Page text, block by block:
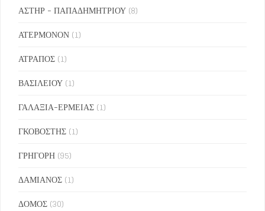
ΑΣΤΗΡ - ΠΑΠΑΔΗΜΗΤΡΙΟΥ (8)
ΑΤΕΡΜΟΝΟΝ (1)
ΑΤΡΑΠΟΣ (1)
ΒΑΣΙΛΕΙΟΥ (1)
ΓΑΛΑΞΙΑ-ΕΡΜΕΙΑΣ (1)
ΓΚΟΒΟΣΤΗΣ (1)
ΓΡΗΓΟΡΗ (95)
ΔΑΜΙΑΝΟΣ (1)
ΔΟΜΟΣ (30)